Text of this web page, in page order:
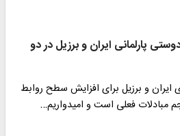
پارلمانی ایران و برزیل در دو
و برزیل برای افزایش سطح روابط
مبادلات فعلی است و امیدواریم…